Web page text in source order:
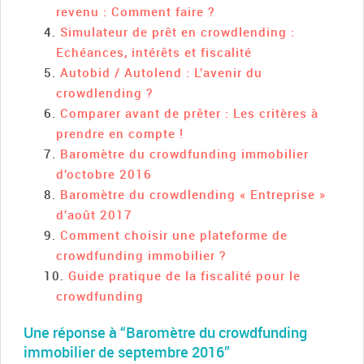
revenu : Comment faire ?
Simulateur de prêt en crowdlending :
Echéances, intérêts et fiscalité
Autobid / Autolend : L’avenir du
crowdlending ?
Comparer avant de prêter : Les critères à
prendre en compte !
Baromètre du crowdfunding immobilier
d’octobre 2016
Baromètre du crowdlending « Entreprise »
d’août 2017
Comment choisir une plateforme de
crowdfunding immobilier ?
Guide pratique de la fiscalité pour le
crowdfunding
Une réponse à “Baromètre du crowdfunding
immobilier de septembre 2016”